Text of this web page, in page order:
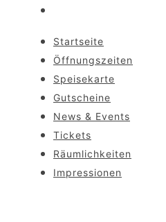
Startseite
Öffnungszeiten
Speisekarte
Gutscheine
News & Events
Tickets
Räumlichkeiten
Impressionen